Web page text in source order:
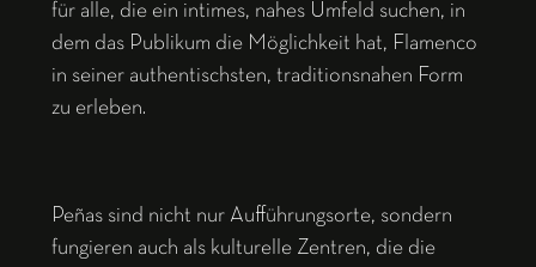
für alle, die ein intimes, nahes Umfeld suchen, in
dem das Publikum die Möglichkeit hat, Flamenco
in seiner authentischsten, traditionsnahen Form
zu erleben.
Peñas sind nicht nur Aufführungsorte, sondern
fungieren auch als kulturelle Zentren, die die